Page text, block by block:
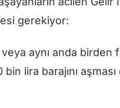
gerekiyor:
aynı anda birden
lira barajını